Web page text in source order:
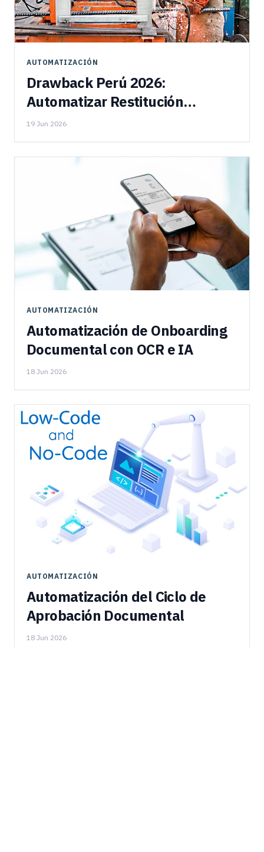
AUTOMATIZACIÓN
Drawback Perú 2026:
Automatizar Restitución
Aduanera
19 Jun 2026
AUTOMATIZACIÓN
Automatización de Onboarding
Documental con OCR e IA
18 Jun 2026
AUTOMATIZACIÓN
Automatización del Ciclo de
Aprobación Documental
18 Jun 2026